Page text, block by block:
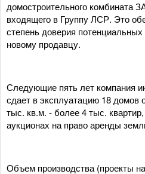
домостроительного комбината
входящего в Группу ЛСР. Это
степень доверия
новому продавцу.
Следующие пять лет компания
сдает в эксплуатацию 18
тыс. кв.м. - более 4 тыс.
аукционах на право аренды
Объем производства (проекты